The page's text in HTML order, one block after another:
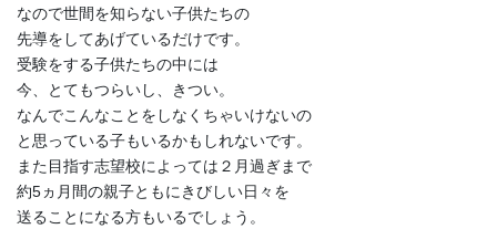
なので世間を知らない子供たちの
先導をしてあげているだけです。
受験をする子供たちの中には
今、とてもつらいし、きつい。
なんでこんなことをしなくちゃいけないの
と思っている子もいるかもしれないです。
また目指す志望校によっては２月過ぎまで
約5ヵ月間の親子ともにきびしい日々を
送ることになる方もいるでしょう。